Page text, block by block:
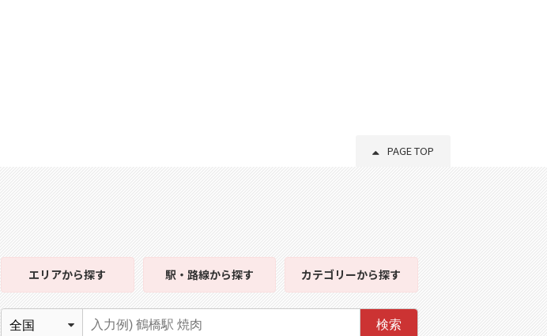
PAGE TOP
エリアから探す 駅・路線から探す カテゴリーから探す
検索